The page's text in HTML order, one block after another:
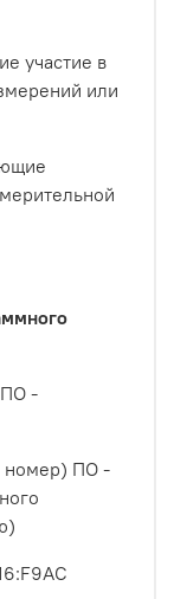
участие в
или
ПО -
номер) ПО -